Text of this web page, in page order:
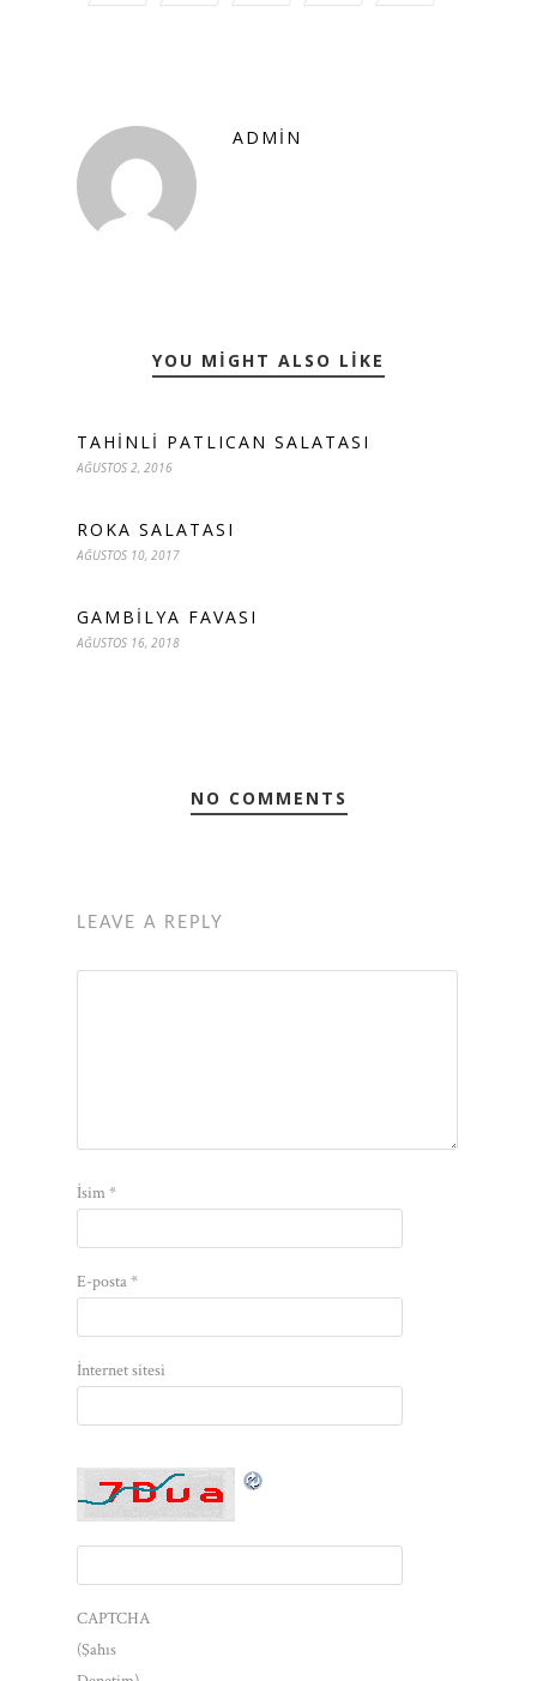
ADMIN
YOU MIGHT ALSO LIKE
TAHINLI PATLICAN SALATASI
AĞUSTOS 2, 2016
ROKA SALATASI
AĞUSTOS 10, 2017
GAMBILYA FAVASI
AĞUSTOS 16, 2018
NO COMMENTS
LEAVE A REPLY
İsim*
E-posta*
İnternet sitesi
CAPTCHA
(Şahıs